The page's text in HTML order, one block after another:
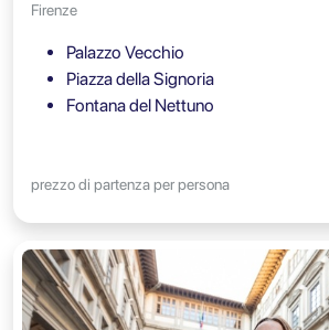
Firenze
Palazzo Vecchio
Piazza della Signoria
Fontana del Nettuno
prezzo di partenza per persona